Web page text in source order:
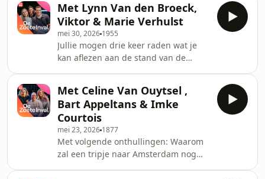
Met Lynn Van den Broeck,
Viktor & Marie Verhulst
mei 30, 2026 1955
Jullie mogen drie keer raden wat je
kan aflezen aan de stand van de
zijn zus haar been gebroken had én
hoe Marie Verhulst een ander hondje
dan Samson vakkundig uitlaat…
Met Celine Van Ouytsel ,
Bart Appeltans & Imke
Courtois
mei 23, 2026 1877
Met volgende onthullingen: Waarom
zal een tripje naar Amsterdam nog